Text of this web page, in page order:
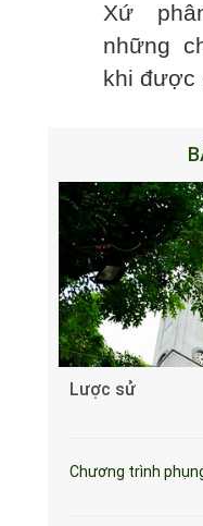
Xứ
những
khi
Lược sử
Chương trình